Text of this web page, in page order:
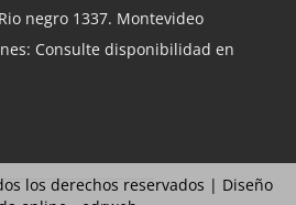
negro 1337. Montevideo
Consulte disponibilidad en
los derechos reservados | Diseño